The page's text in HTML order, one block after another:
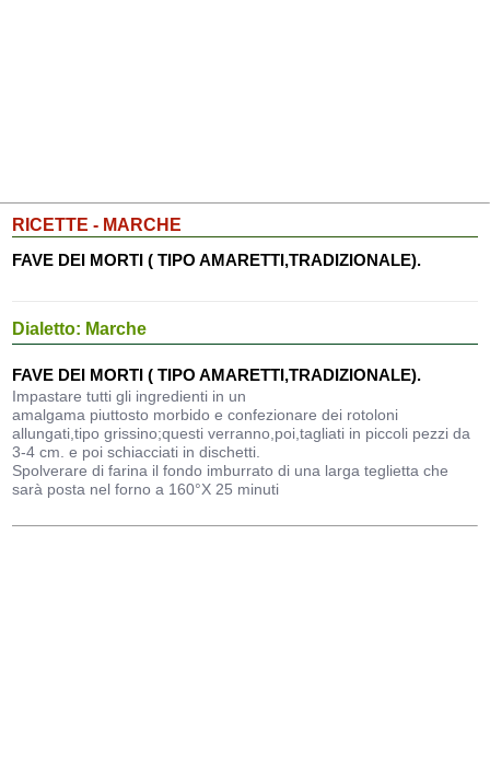
RICETTE - MARCHE
FAVE DEI MORTI ( TIPO AMARETTI,TRADIZIONALE).
Dialetto: Marche
FAVE DEI MORTI ( TIPO AMARETTI,TRADIZIONALE).
Impastare tutti gli ingredienti in un
amalgama piuttosto morbido e confezionare dei rotoloni
allungati,tipo grissino;questi verranno,poi,tagliati in piccoli pezzi da
3-4 cm. e poi schiacciati in dischetti.
Spolverare di farina il fondo imburrato di una larga teglietta che
sarà posta nel forno a 160°X 25 minuti